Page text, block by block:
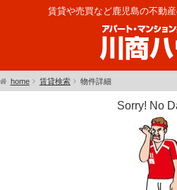
賃貸や売買など鹿児島の不動
home 賃貸検索 物件詳細
Sorry! No